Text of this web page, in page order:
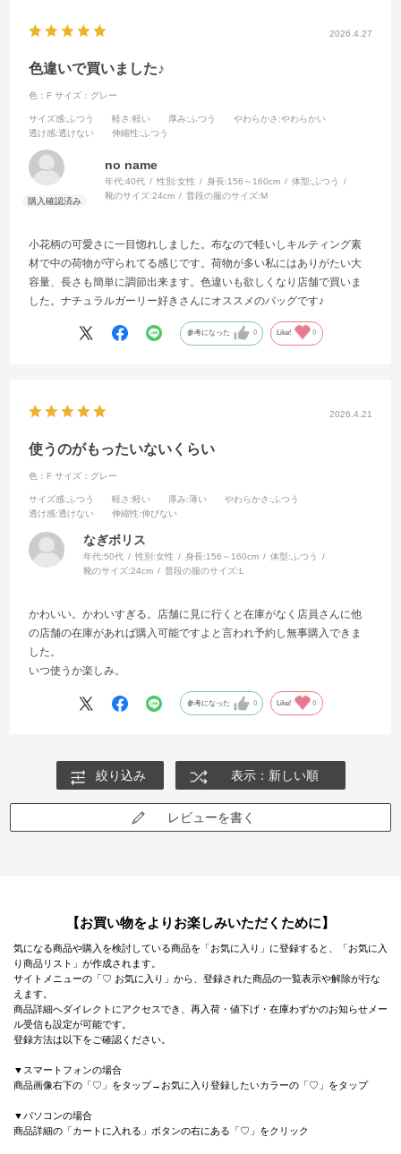
2026.4.27
色違いで買いました♪
色：F サイズ：グレー
サイズ感:ふつう 軽さ :軽い 厚み:ふつう やわらかさ :やわらかい
透け感:透けない 伸縮性:ふつう
no name
年代:40代 性別:女性 身長:156～160cm 体型: ふつう
靴のサイズ:24cm 普段の服のサイズ:M
小花柄の可愛さに一目惚れしました。布なので軽いしキルティング素
材で中の荷物が守られてる感じです。荷物が多い私にはありがたい大
容量、長さも簡単に調節出来ます。色違いも欲しくなり店舗で買いま
した。ナチュラルガーリー好きさんにオススメのバッグです♪
参考になった 0 Like! 0
2026.4.21
使うのがもったいないくらい
色：F サイズ：グレー
サイズ感:ふつう 軽さ :軽い 厚み:薄い やわらかさ :ふつう
透け感:透けない 伸縮性:伸びない
なぎボリス
年代:50代 性別:女性 身長:156～160cm 体型:ふつう
靴のサイズ:24cm 普段の服のサイズ: L
かわいい。かわいすぎる。店舗に見に行くと在庫がなく店員さんに他
の店舗の在庫があれば購入可能ですよと言われ予約し無事購入できま
した。
いつ使うか楽しみ。
参考になった 0 Like! 0
絞り込み 表示：新しい順
レビューを書く
【お買い物をよりお楽しみいただくために】
気になる商品や購入を検討している商品を「お気に入り」に登録すると、「お気に入
り商品リスト」が作成されます。
サイトメニューの「♡ お気に入り」から、登録された商品の一覧表示や解除が行な
えます。
商品詳細へダイレクトにアクセスでき、再入荷・値下げ・在庫わずかのお知らせメー
ル受信も設定が可能です。
登録方法は以下をご確認ください。
▼スマートフォンの場合
商品画像右下の「♡」をタップ→お気に入り登録したいカラーの「♡」をタップ
▼パソコンの場合
商品詳細の「カートに入れる」ボタンの右にある「♡」をクリック